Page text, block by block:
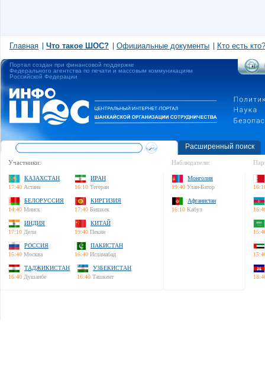
Главная Что такое ШОС? Официальные документы Кто есть кто?
Портал создан при финансовой поддержке
Федерального агентства по печати и массовым коммуникациям
Российской Федерации
Расширенный поиск
Участники:
КАЗАХСТАН
17:40 Астана
ИРАН
16:10 Тегеран
БЕЛОРУССИЯ
14:40 Минск
КИРГИЗИЯ
17:40 Бишкек
ИНДИЯ
17:10 Дели
КИТАЙ
19:40 Пекин
РОССИЯ
15:40 Москва
ПАКИСТАН
16:40 Исламабад
ТАДЖИКИСТАН
16:40 Душанбе
УЗБЕКИСТАН
16:40 Ташкент
Наблюдатели:
Монголия
19:40 Улан-Батор
Афганистан
16:10 Кабул